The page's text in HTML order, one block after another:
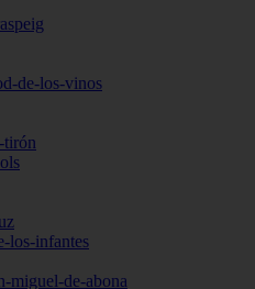
de-los-vinos
tirón
los-infantes
miguel-de-abona